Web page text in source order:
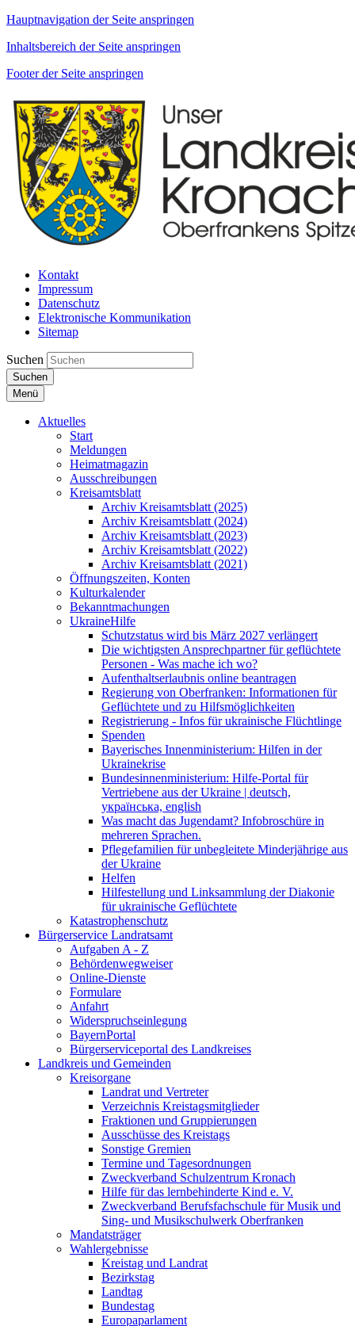
Hauptnavigation der Seite anspringen
Inhaltsbereich der Seite anspringen
Footer der Seite anspringen
Kontakt
Impressum
Datenschutz
Elektronische Kommunikation
Sitemap
Suchen
Suchen
Menü
Aktuelles
Start
Meldungen
Heimatmagazin
Ausschreibungen
Kreisamtsblatt
Archiv Kreisamtsblatt (2025)
Archiv Kreisamtsblatt (2024)
Archiv Kreisamtsblatt (2023)
Archiv Kreisamtsblatt (2022)
Archiv Kreisamtsblatt (2021)
Öffnungszeiten, Konten
Kulturkalender
Bekanntmachungen
UkraineHilfe
Schutzstatus wird bis März 2027 verlängert
Die wichtigsten Ansprechpartner für geflüchtete
Personen - Was mache ich wo?
Aufenthaltserlaubnis online beantragen
Regierung von Oberfranken: Informationen für
Geflüchtete und zu Hilfsmöglichkeiten
Registrierung - Infos für ukrainische Flüchtlinge
Spenden
Bayerisches Innenministerium: Hilfen in der
Ukrainekrise
Bundesinnenministerium: Hilfe-Portal für
Vertriebene aus der Ukraine | deutsch,
українська, english
Was macht das Jugendamt? Infobroschüre in
mehreren Sprachen.
Pflegefamilien für unbegleitete Minderjährige aus
der Ukraine
Helfen
Hilfestellung und Linksammlung der Diakonie
für ukrainische Geflüchtete
Katastrophenschutz
Bürgerservice Landratsamt
Aufgaben A - Z
Behördenwegweiser
Online-Dienste
Formulare
Anfahrt
Widerspruchseinlegung
BayernPortal
Bürgerserviceportal des Landkreises
Landkreis und Gemeinden
Kreisorgane
Landrat und Vertreter
Verzeichnis Kreistagsmitglieder
Fraktionen und Gruppierungen
Ausschüsse des Kreistags
Sonstige Gremien
Termine und Tagesordnungen
Zweckverband Schulzentrum Kronach
Hilfe für das lernbehinderte Kind e. V.
Zweckverband Berufsfachschule für Musik und
Sing- und Musikschulwerk Oberfranken
Mandatsträger
Wahlergebnisse
Kreistag und Landrat
Bezirkstag
Landtag
Bundestag
Europaparlament